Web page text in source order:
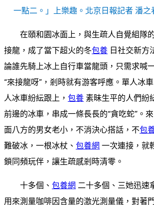
一點二。」上樂趣。北京日報記者 潘之
在頤和園冰面上，與生疏人自覺組隊
接龍，成了當下超火的冬包養 日社交新方
論誰先騎上冰上自行車當龍頭，只需求喊
“來接龍呀”，剎時就有游客呼應。單人冰
人冰車紛紜跟上， 包養 素昧生平的人們紛
前邊的冰車，串成一條長長的“貪吃蛇”。
面八方的男女老小，不消決心搭話，不包
難破冰，一根冰杖、 包養網 一次連接，就
鎖同頻玩伴，讓生疏感剎時清零。
十多個、 包養網 二十多個、三她迅速
用來測量咖啡因含量的激光測量儀，對著